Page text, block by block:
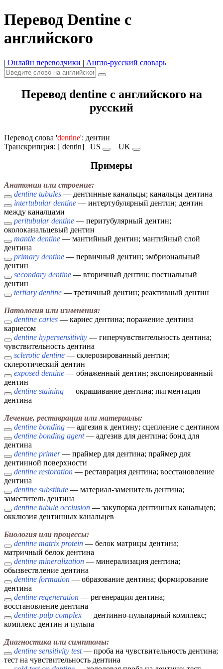
Перевод Dentine с
английского
| Онлайн переводчики | Англо-русский словарь |
Перевод dentine с английского на
русский
Перевод слова 'dentine': дентин
Транскрипция: [ˈdentin] US UK
Примеры
Анатомия или строение:
dentine tubules — дентинные канальцы; канальцы дентина
intertubular dentine — интертубулярный дентин; дентин
между каналцами
peritubular dentine — перитубулярный дентин;
околоканальцевый дентин
mantle dentine — мантийный дентин; мантийный слой
дентина
primary dentine — первичный дентин; эмбриональный
дентин
secondary dentine — вторичный дентин; постнальный
дентин
tertiary dentine — третичный дентин; реактивный дентин
Патология или изменения:
dentine caries — кариес дентина; поражение дентина
кариесом
dentine hypersensitivity — гиперчувствительность дентина;
чувствительность дентина
sclerotic dentine — склерозированный дентин;
склеротический дентин
exposed dentine — обнаженный дентин; экспонированный
дентин
dentine staining — окрашивание дентина; пигментация
дентина
Лечение, реставрация или материалы:
dentine bonding — адгезия к дентину; сцепление с дентином
dentine bonding agent— адгезив для дентина; бонд для
дентина
dentine primer— праймер для дентина; праймер для
дентинной поверхности
dentine restoration — реставрация дентина; восстановление
дентина
dentine substitute — материал-заменитель дентина;
заместитель дентина
dentine tubule occlusion — закупорка дентинных канальцев;
окклюзия дентинных канальцев
Биология или процессы:
dentine matrix protein — белок матрицы дентина;
матричный белок дентина
dentine mineralization — минерализация дентина;
обызвествление дентина
dentine formation — образование дентина; формирование
дентина
dentine regeneration — регенерация дентина;
восстановление дентина
dentine-pulp complex — дентинно-пульпарный комплекс;
комплекс дентин и пульпа
Диагностика или симптомы:
dentine sensitivity test— проба на чувствительность дентина;
тест на чувствительность дентина